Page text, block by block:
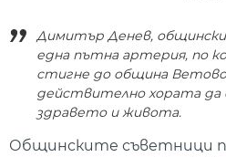
Димитър Денев,
една пътна артерия, по
стигне до община
действително хората
здравето и живота.
Общинските съветници